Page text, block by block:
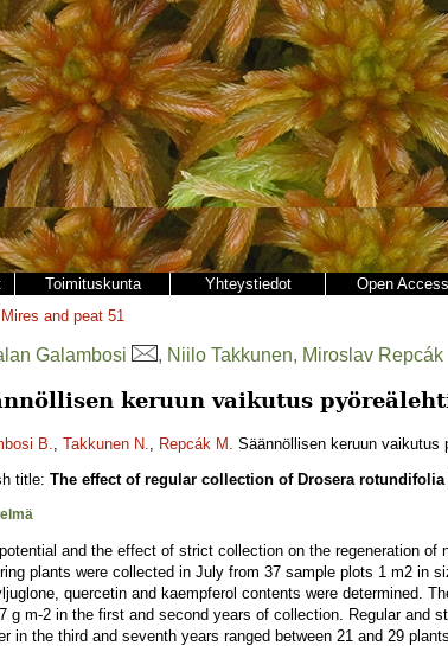
Toimituskunta Yhteystiedot Open Access
and peat 51
Galambosi , Niilo Takkunen, Miroslav Repcák
keruun vaikutus
B., Takkunen N., Repcák M. Säännöllisen keruun vaikutus
title: The effect of regular collection of Drosera
and the effect of strict collection on the regeneration of
plants were collected in July from 37 sample plots 1 m2 in
quercetin and kaempferol contents were determined.
g m-2 in the first and second years of collection. Regular and
in the third and seventh years ranged between 21 and 29